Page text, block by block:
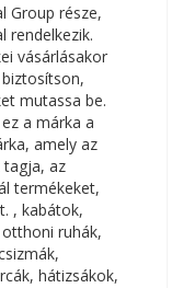
Group része,
rendelkezik.
vásárlásakor
mutassa be.
a márka a
amely az
tagja, az
termékeket,
, kabátok,
ruhák,
hátizsákok,